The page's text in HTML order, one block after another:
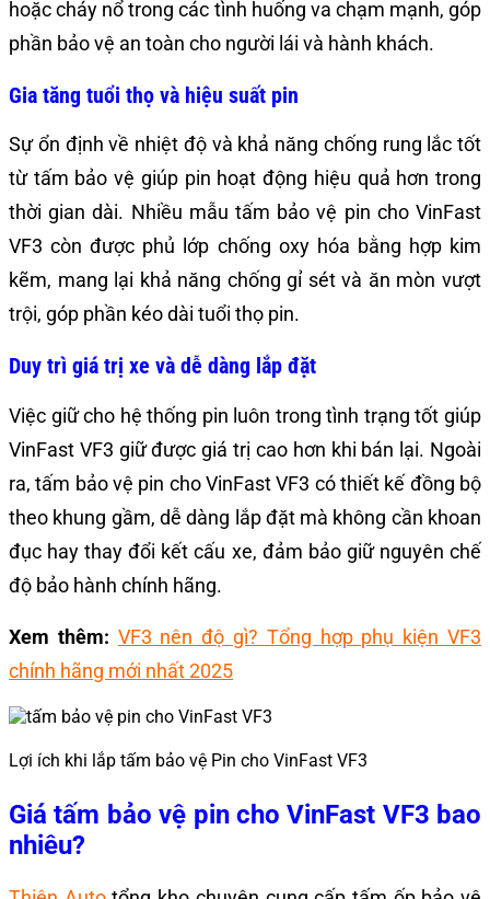
hoặc cháy nổ trong các tình huống va chạm mạnh, góp
phần bảo vệ an toàn cho người lái và hành khách.
Gia tăng tuổi thọ và hiệu suất pin
Sự ổn định về nhiệt độ và khả năng chống rung lắc tốt
từ tấm bảo vệ giúp pin hoạt động hiệu quả hơn trong
thời gian dài. Nhiều mẫu tấm bảo vệ pin cho VinFast
VF3 còn được phủ lớp chống oxy hóa bằng hợp kim
kẽm, mang lại khả năng chống gỉ sét và ăn mòn vượt
trội, góp phần kéo dài tuổi thọ pin.
Duy trì giá trị xe và dễ dàng lắp đặt
Việc giữ cho hệ thống pin luôn trong tình trạng tốt giúp
VinFast VF3 giữ được giá trị cao hơn khi bán lại. Ngoài
ra, tấm bảo vệ pin cho VinFast VF3 có thiết kế đồng bộ
theo khung gầm, dễ dàng lắp đặt mà không cần khoan
đục hay thay đổi kết cấu xe, đảm bảo giữ nguyên chế
độ bảo hành chính hãng.
Xem thêm: VF3 nên độ gì? Tổng hợp phụ kiện VF3
chính hãng mới nhất 2025
Lợi ích khi lắp tấm bảo vệ Pin cho VinFast VF3
Giá tấm bảo vệ pin cho VinFast VF3 bao
nhiêu?